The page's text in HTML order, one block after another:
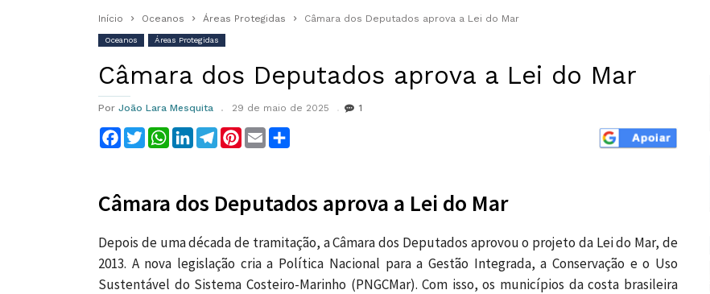
Início Oceanos Áreas Protegidas Câmara dos Deputados aprova a Lei do Mar
Oceanos Áreas Protegidas
Câmara dos Deputados aprova a Lei do Mar
Por João Lara Mesquita 29 de maio de 2025 1
Facebook
TwitterWhatsApp
LinkedInTelegram
Pinterest
Email
Câmara dos Deputados aprova a Lei do Mar
Depois de uma década de tramitação, a Câmara dos Deputados aprovou o projeto da Lei do Mar, de
2013. A nova legislação cria a Política Nacional para a Gestão Integrada, a Conservação e o Uso
Sustentável do Sistema Costeiro-Marinho (PNGCMar). Com isso, os municípios da costa brasileira